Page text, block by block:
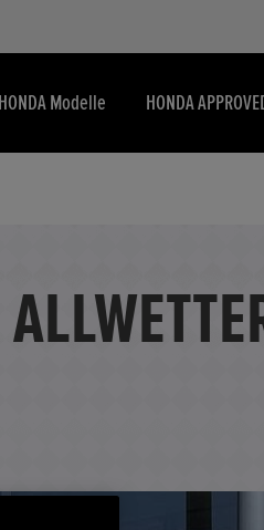
Modelle HONDA